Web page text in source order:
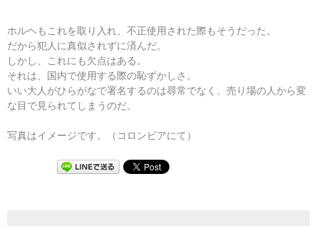
ホルヘもこれを取り入れ、不正使用された際もそうだった。
だから犯人に真似されずに済んだ。
しかし、これにも欠点はある。
それは、国内で使用する際の恥ずかしさ。
いい大人がひらがなで署名するのは尋常でなく、売り場の人から変
な目で見られてしまうのだ。
写真はイメージです。（コロンビアにて）